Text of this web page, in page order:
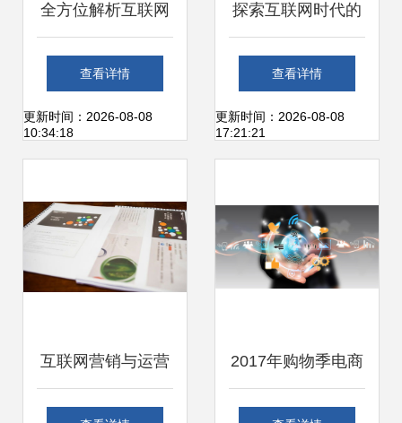
全方位解析互联网
保险销售渠道与购
买指南
查看详情
更新时间：2026-08-08
10:34:18
探索互联网时代的
主流营销与销售模
式
查看详情
更新时间：2026-08-08
17:21:21
互联网营销与运营
数据分析专用名词
2017年购物季电商
卖家决胜指南 洞察